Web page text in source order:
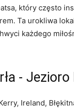
który często
Ta urokliwa
każdego
‍-
Ireland,